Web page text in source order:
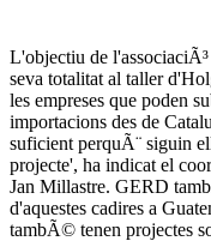
L'objectiu de
seva totalitat al taller
les empreses que poden
importacions des de
suficient perquÃ¨ siguin
projecte', ha indicat el
Jan Millastre. GERD
d'aquestes cadires a
tambÃ© tenen projectes